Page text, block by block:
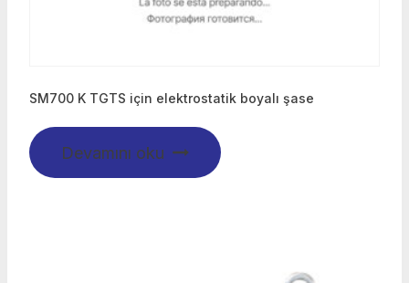
SM700 K TGTS için elektrostatik boyalı şase
Devamını oku